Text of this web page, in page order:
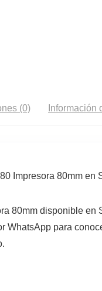
(0) Información
Impresora 80mm
80mm disponible
WhatsApp para